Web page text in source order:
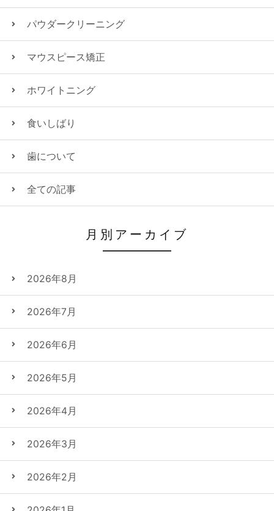
パウダークリーニング
マウスピース矯正
ホワイトニング
食いしばり
歯について
全ての記事
月別アーカイブ
2026年8月
2026年7月
2026年6月
2026年5月
2026年4月
2026年3月
2026年2月